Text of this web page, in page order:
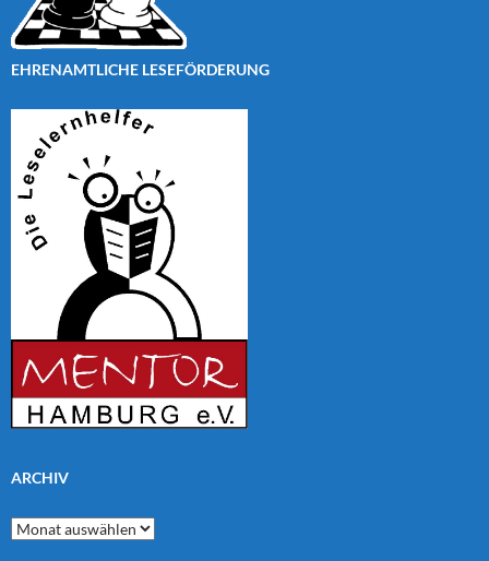
EHRENAMTLICHE LESEFÖRDERUNG
ARCHIV
Archiv